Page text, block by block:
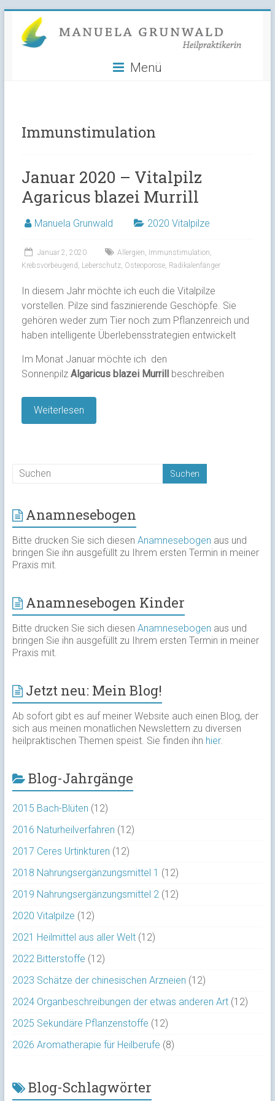
content
Manuela
Grunwald
Menü
Immunstimulation
Januar 2020 – Vitalpilz
Agaricus blazei Murrill
Manuela Grunwald 2020 Vitalpilze
Januar 2, 2020 Allergien Immunstimulation
Krebsvorbeugend
Leberschutz, Osteoporose, Radikalenfänger
In diesem Jahr möchte ich euch die Vitalpilze
vorstellen. Pilze sind faszinierende Geschöpfe. Sie
gehören weder zum Tier noch zum Pflanzenreich und
haben intelligente Überlebensstrategien entwickelt
Im Monat Januar möchte ich den
Sonnenpilz Algaricus blazei Murrill beschreiben
Weiterlesen
Anamnesebogen
Bitte drucken Sie sich diesen Anamnesebogen aus und
bringen Sie ihn ausgefüllt zu Ihrem ersten Termin in meiner
Praxis mit.
Anamnesebogen Kinder
Bitte drucken Sie sich diesen Anamnesebogen aus und
bringen Sie ihn ausgefüllt zu Ihrem ersten Termin in meiner
Praxis mit.
Jetzt neu: Mein Blog!
Ab sofort gibt es auf meiner Website auch einen Blog, der
sich aus meinen monatlichen Newslettern zu diversen
heilpraktischen Themen speist. Sie finden ihn hier.
Blog-Jahrgänge
2015 Bach-Blüten (12)
2016 Naturheilverfahren (12)
2017 Ceres Urtinkturen (12)
2018 Nahrungsergänzungsmittel 1 (12)
2019 Nahrungsergänzungsmittel 2 (12)
2020 Vitalpilze (12)
2021 Heilmittel aus aller Welt(12)
2022 Bitterstoffe (12)
2023 Schätze der chinesischen Arzneien (12)
2024 Organbeschreibungen der etwas anderen Art(12)
2025 Sekundäre Pflanzenstoffe (12)
2026 Aromatherapie für Heilberufe (8)
Blog-Schlagwörter